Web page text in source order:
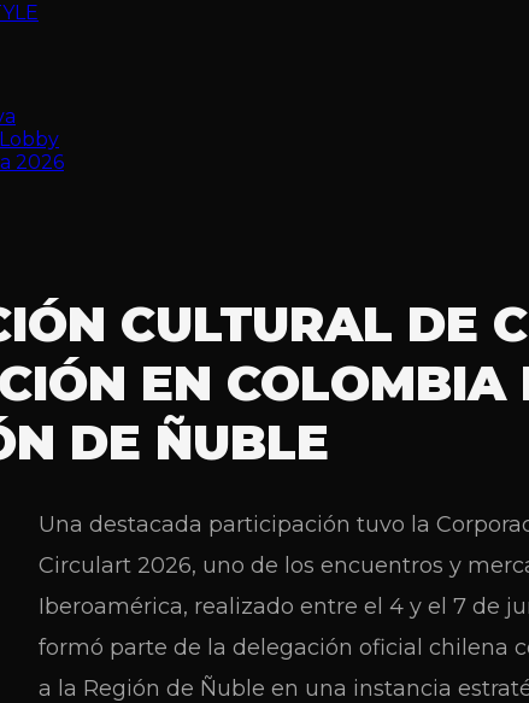
2026
CULTURAL DE
EN
DE ÑUBLE
Una destacada participación tuvo la
Circulart 2026, uno de los encuentros y
Iberoamérica, realizado entre el 4 y el 7 de
formó parte de la delegación oficial chilena
a la Región de Ñuble en una instancia